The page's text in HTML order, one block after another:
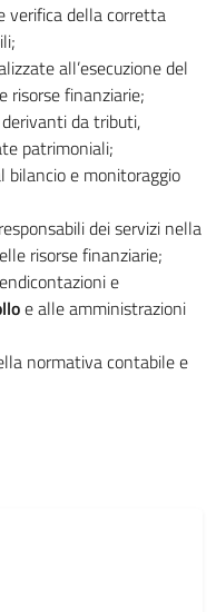
verifica della corretta
all’esecuzione del
risorse finanziarie;
da tributi,
patrimoniali;
bilancio e monitoraggio
dei servizi nella
risorse finanziarie;
e
e alle amministrazioni
normativa contabile e